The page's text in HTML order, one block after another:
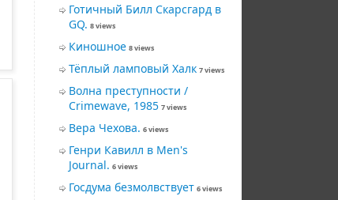
Готичный Билл Скарсгард в
GQ. 8 views
Киношное 8 views
Тёплый ламповый Халк 7 views
Волна преступности /
Crimewave, 1985 7 views
Вера Чехова. 6 views
Генри Кавилл в Men's
Journal. 6 views
Госдума безмолвствует 6 views